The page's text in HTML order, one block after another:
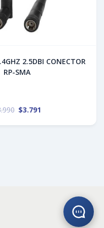
2.5DBI CONECTOR
RP-SMA
$3.791